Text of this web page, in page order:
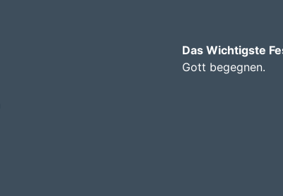
Das Wichtigste
Gott begegnen.